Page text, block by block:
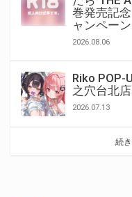
巻発売記
ャンペーン
2026.08.06
Riko POP-
之穴台北店
2026.07.13
続